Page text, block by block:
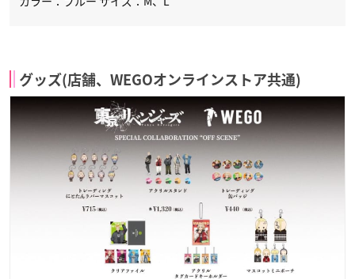
グッズ(店舗、WEGOオンラインストア共通)